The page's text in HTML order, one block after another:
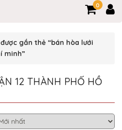
0
gắn thẻ “bán hòa lưới
minh”
12 THÀNH PHỐ HỒ